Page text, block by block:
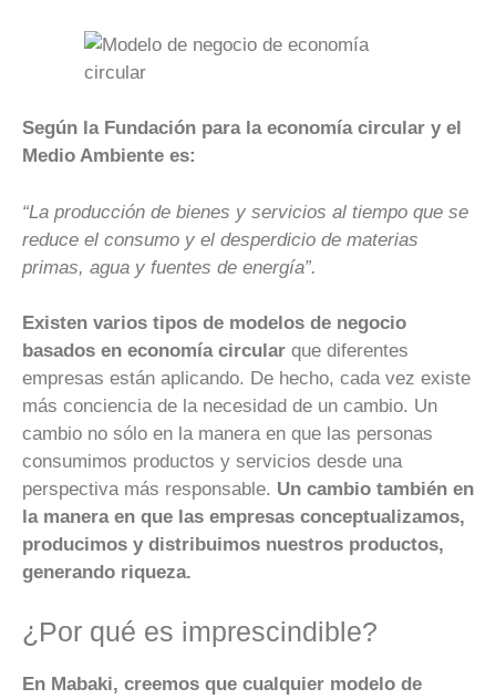
Según la Fundación para la economía circular y el
Medio Ambiente es:
“La producción de bienes y servicios al tiempo que se
reduce el consumo y el desperdicio de materias
primas, agua y fuentes de energía”.
Existen varios tipos de modelos de negocio
basados en economía circular que diferentes
empresas están aplicando. De hecho, cada vez existe
más conciencia de la necesidad de un cambio. Un
cambio no sólo en la manera en que las personas
consumimos productos y servicios desde una
perspectiva más responsable. Un cambio también en
la manera en que las empresas conceptualizamos,
producimos y distribuimos nuestros productos,
generando riqueza.
¿Por qué es imprescindible?
En Mabaki, creemos que cualquier modelo de